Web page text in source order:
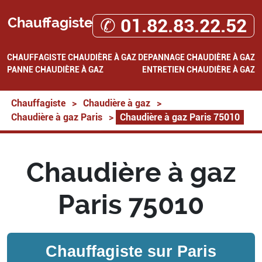
Chauffagiste ✆ 01.82.83.22.52
CHAUFFAGISTECHAUDIÈRE À GAZ DEPANNAGE CHAUDIÈRE À GAZ
PANNE CHAUDIÈRE À GAZ
ENTRETIEN CHAUDIÈRE À GAZ
Chauffagiste > Chaudière à gaz
>
Chaudière à gaz Paris
> Chaudière à gaz Paris 75010
Chaudière à gaz
Paris 75010
Chauffagiste sur Paris